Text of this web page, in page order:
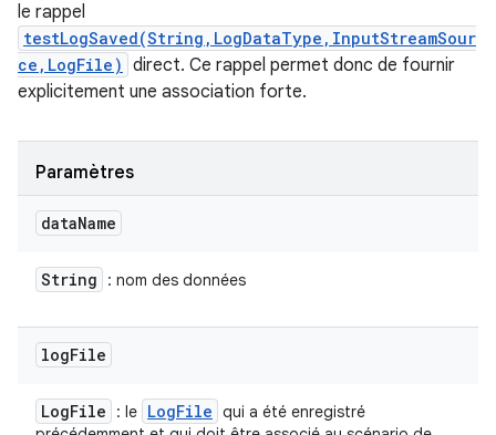
le rappel
testLogSaved(String,LogDataType,InputStreamSour
ce,LogFile) direct. Ce rappel permet donc de fournir
explicitement une association forte.
Paramètres
dataName
String : nom des données
logFile
LogFile : le LogFile qui a été enregistré